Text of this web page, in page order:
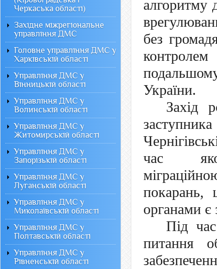
алгоритму
без
України.
Захід
час
покарань,
органами є
Під
питання
Черкаська області)
Західне міжрегіональне
управління ДМС
Головне управління ДМС у
Харківській області
Управління ДМС у
Вінницькій області
Управління ДМС у
Волинській області
Управління ДМС у
Житомирській області
Управління ДМС у
Запорізькій області
Управління ДМС у
Луганській області
Управління ДМС у
Миколаївській області
Управління ДМС у
Полтавській області
Управління ДМС у
Рівненській області